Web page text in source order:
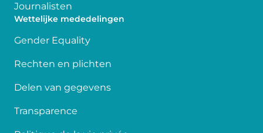
Journalisten
Wettelijke mededelingen
Gender Equality
Rechten en plichten
Delen van gegevens
Transparence